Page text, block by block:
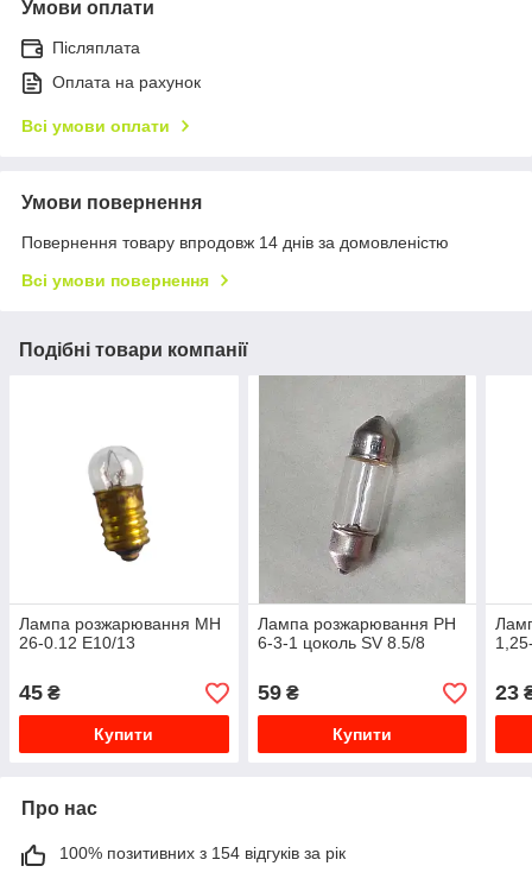
Умови оплати
Післяплата
Оплата на рахунок
Всі умови оплати
Умови повернення
Повернення товару впродовж 14 днів за домовленістю
Всі умови повернення
Подібні товари компанії
Лампа розжарювання МН
26-0.12 Е10/13
45 ₴
Купити
Лампа розжарювання РН
6-3-1 цоколь SV 8.5/8
59₴
Купити
23
Про нас
100% позитивних з 154 відгуків за рік